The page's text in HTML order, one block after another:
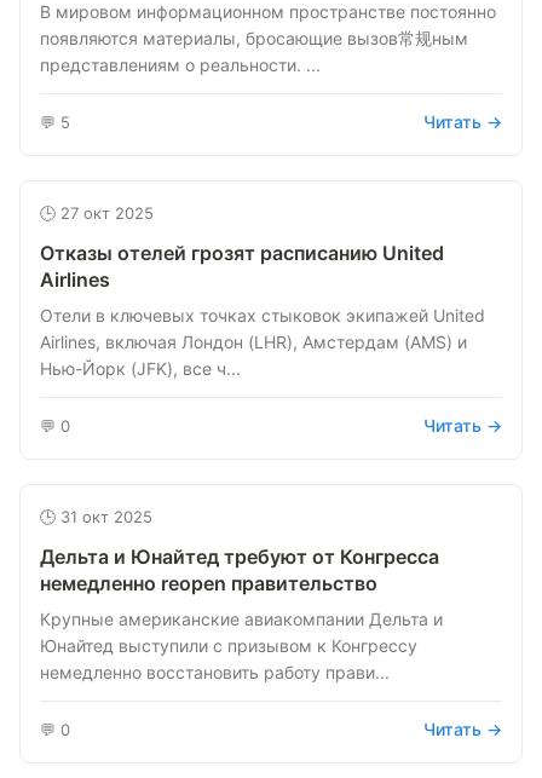
В мировом информационном пространстве постоянно
появляются материалы, бросающие вызов常规ным
представлениям о реальности. ...
💬 5 Читать →
🕒 27 окт 2025
Отказы отелей грозят расписанию United
Airlines
Отели в ключевых точках стыковок экипажей United
Airlines, включая Лондон (LHR), Амстердам (AMS) и
Нью-Йорк (JFK), все ч...
💬 0 Читать →
🕒 31 окт 2025
Дельта и Юнайтед требуют от Конгресса
немедленно reopen правительство
Крупные американские авиакомпании Дельта и
Юнайтед выступили с призывом к Конгрессу
немедленно восстановить работу прави...
💬 0 Читать →